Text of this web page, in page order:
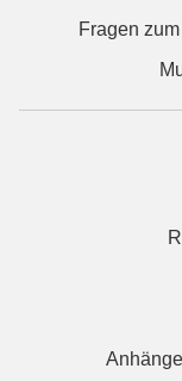
Fragen